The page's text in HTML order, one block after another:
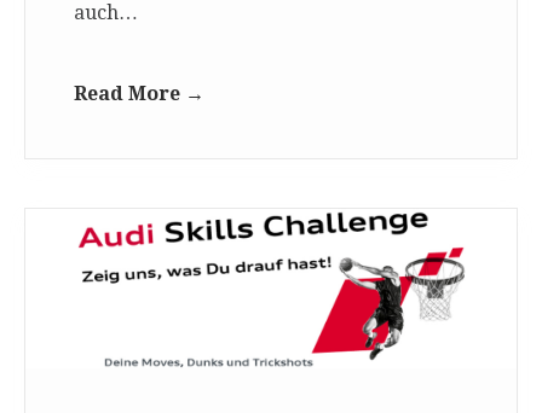
auch…
Read More →